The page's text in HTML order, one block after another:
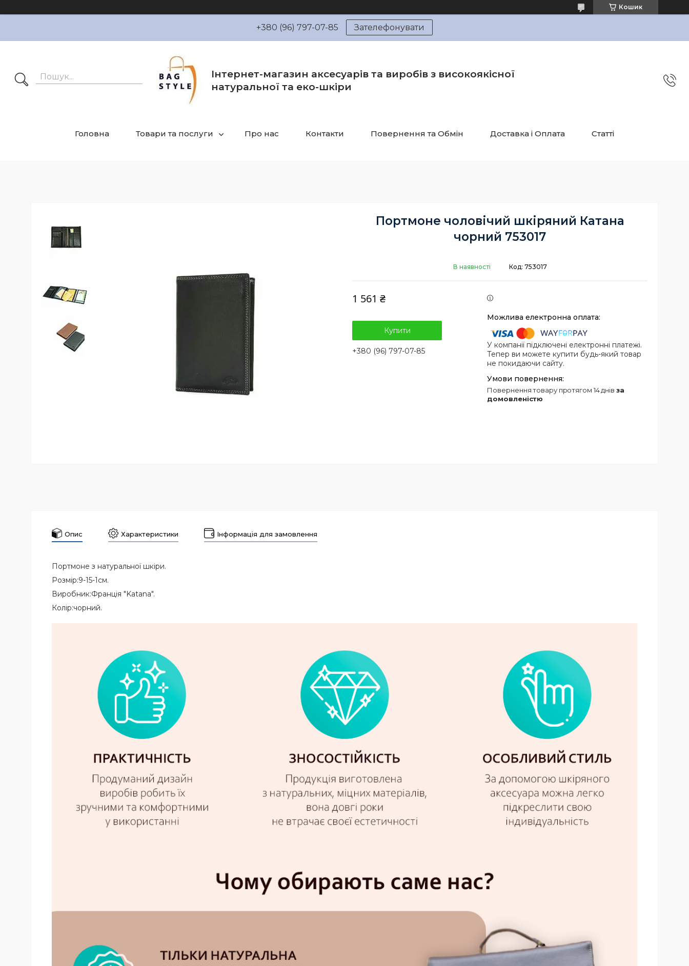
Кошик
+380 (96) 797-07-85 Зателефонувати
Інтернет-магазин аксесуарів та виробів з високоякісної
натуральної та еко-шкіри
Головна Товари та послуги Про нас Контакти Повернення та Обмін Доставка і Оплата Статті
Портмоне чоловічий шкіряний Катана
чорний 753017
В наявності Код: 753017
1 561 ₴
Купити
+380 (96) 797-07-85
У компанії підключені електронні платежі.
Тепер ви можете купити будь-який товар
не покидаючи сайту.
повернення товару протягом 14 днів за
домовленістю
Опис Характеристики Інформація для замовлення
Портмоне з натуральної шкіри.
Розмір:9-15-1см.
Виробник:Франція "Katana".
Колір:чорний.